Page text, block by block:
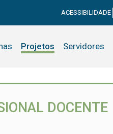
ACESSIBILIDADE
Projetos Servidores
DOCENTE